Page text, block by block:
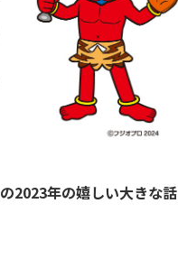
らかくする方法10選】結
？～おすすめのお取り寄
】山寺の階段はきつい？階
間をご紹介！
めパン屋さん【26選】地
2023年の嬉しい大きな話